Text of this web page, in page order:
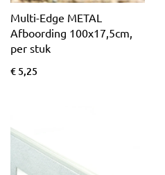
Multi-Edge METAL
Afboording 100x17,5cm,
per stuk
€ 5,25